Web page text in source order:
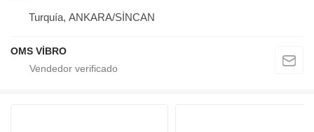
Turquía, ANKARA/SİNCAN
OMS VİBRO